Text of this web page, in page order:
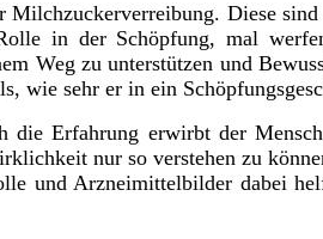
Milchzuckerverreibung. Diese
in der Schöpfung, mal
Weg zu unterstützen und
wie sehr er in ein
die Erfahrung erwirbt der
nur so verstehen zu
und Arzneimittelbilder dabei